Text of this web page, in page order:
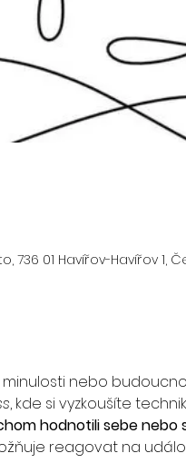
736 01 Havířov-Havířov 1,
nebo
, kde si vyzkoušíte
hodnotili sebe nebo
reagovat na